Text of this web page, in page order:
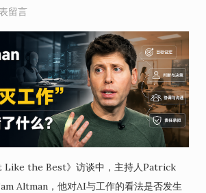
留言
Like the Best》访谈中，主持人Patrick
Altman，他对AI与工作的看法是否发生